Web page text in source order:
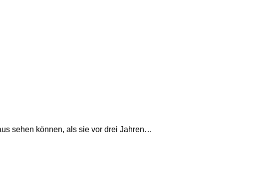
sehen können, als sie vor drei Jahren…